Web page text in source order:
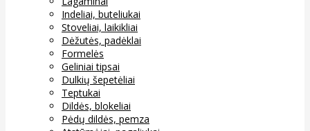
Indeliai, buteliukai
Stoveliai, laikikliai
Dėžutės, padėklai
Formelės
Geliniai tipsai
Dulkių šepetėliai
Teptukai
Dildės, blokeliai
Pėdų dildės, pemza